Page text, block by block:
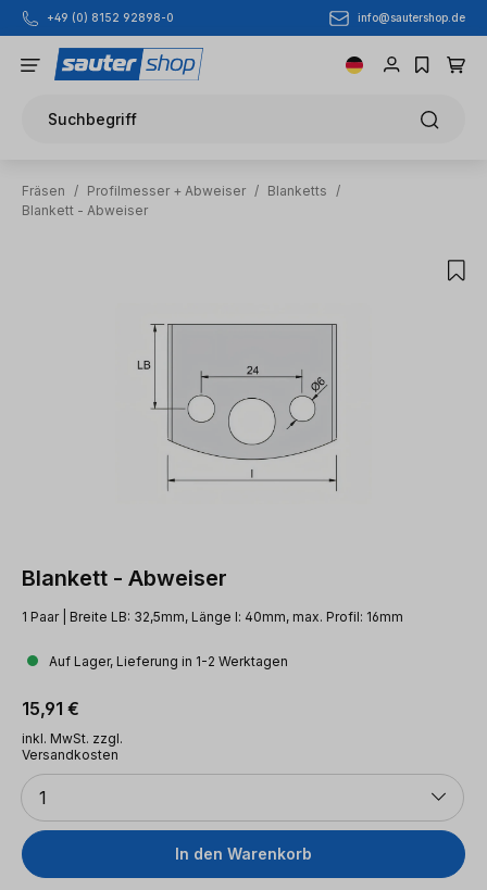
Zum Hauptinhalt springen
+49 (0) 8152 92898-0 info@sautershop.de
Suchbegriff
Fräsen / Profilmesser + Abweiser / Blanketts
/
Blankett - Abweiser
Blankett - Abweiser
1 Paar | Breite LB: 32,5mm, Länge l: 40mm, max. Profil: 16mm
Auf Lager, Lieferung in 1-2 Werktagen
Regulärer Preis:
15,91 €
inkl. MwSt. zzgl.
Versandkosten
Anzahl
1
In den Warenkorb